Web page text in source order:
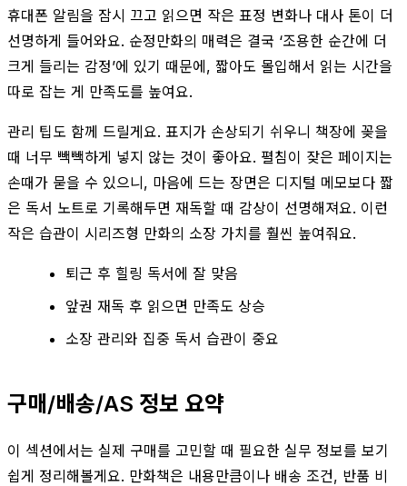
휴대폰 알림을 잠시 끄고 읽으면 작은 표정 변화나 대사 톤이 더
선명하게 들어와요. 순정만화의 매력은 결국 ‘조용한 순간에 더
크게 들리는 감정’에 있기 때문에, 짧아도 몰입해서 읽는 시간을
따로 잡는 게 만족도를 높여요.
관리 팁도 함께 드릴게요. 표지가 손상되기 쉬우니 책장에 꽂을
때 너무 빽빽하게 넣지 않는 것이 좋아요. 펼침이 잦은 페이지는
손때가 묻을 수 있으니, 마음에 드는 장면은 디지털 메모보다 짧
은 독서 노트로 기록해두면 재독할 때 감상이 선명해져요. 이런
작은 습관이 시리즈형 만화의 소장 가치를 훨씬 높여줘요.
퇴근 후 힐링 독서에 잘 맞음
앞권 재독 후 읽으면 만족도 상승
소장 관리와 집중 독서 습관이 중요
구매/배송/AS 정보 요약
이 섹션에서는 실제 구매를 고민할 때 필요한 실무 정보를 보기
쉽게 정리해볼게요. 만화책은 내용만큼이나 배송 조건, 반품 비